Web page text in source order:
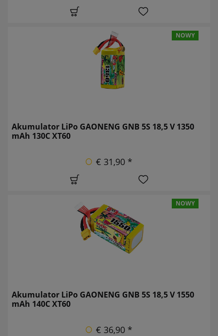
NOWY
Akumulator LiPo GAONENG GNB 5S 18,5 V 1350
mAh 130C XT60
€ 31,90 *
NOWY
Akumulator LiPo GAONENG GNB 5S 18,5 V 1550
mAh 140C XT60
€ 36,90 *